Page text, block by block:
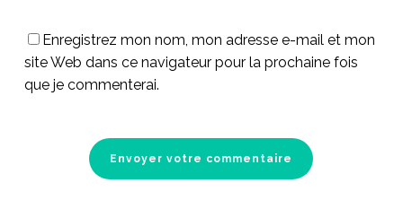
Enregistrez mon nom, mon adresse e-mail et mon
site Web dans ce navigateur pour la prochaine fois
que je commenterai.